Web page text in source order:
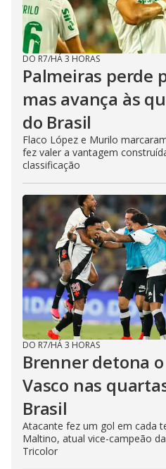
DO R7/HÁ 3 HORAS
Palmeiras perde
mas avança às
do Brasil
Flaco López e Murilo
fez valer a vantagem
classificação
DO R7/HÁ 3 HORAS
Brenner detona
Vasco nas
Brasil
Atacante fez um gol em cada
Maltino, atual vice-campeão
Tricolor